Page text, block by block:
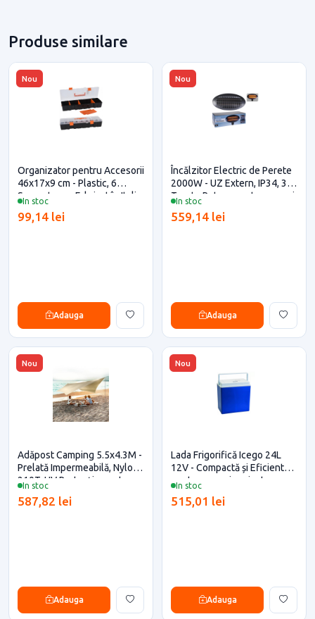
Produse similare
Nou
In stoc
Organizator pentru Accesorii
46x17x9 cm - Plastic, 6
Separatoare, Fabricat în Italia
99,14 lei
Adauga
Nou
In stoc
Încălzitor Electric de Perete
2000W - UZ Extern, IP34, 3
Trepte Putere pentru casa si
559,14 lei
Adauga
Nou
In stoc
Adăpost Camping 5.5x4.3M -
Prelată Impermeabilă, Nylon
210T, UV Protecție pentru
587,82 lei
Adauga
Nou
In stoc
Lada Frigorifică Icego 24L
12V - Compactă și Eficientă
pentru casa si proiecte
515,01 lei
Adauga